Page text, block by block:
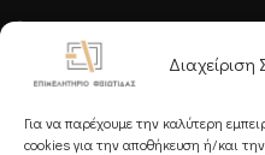
Για να παρέχουμε την καλύτερη
cookies για την αποθήκευση ή/και
Ακολουθήστε μας